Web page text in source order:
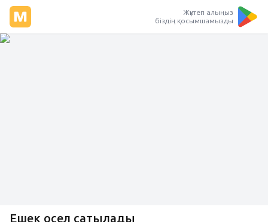
Жүктеп алыңыз
біздің қосымшамызды
Ешек осел сатылады